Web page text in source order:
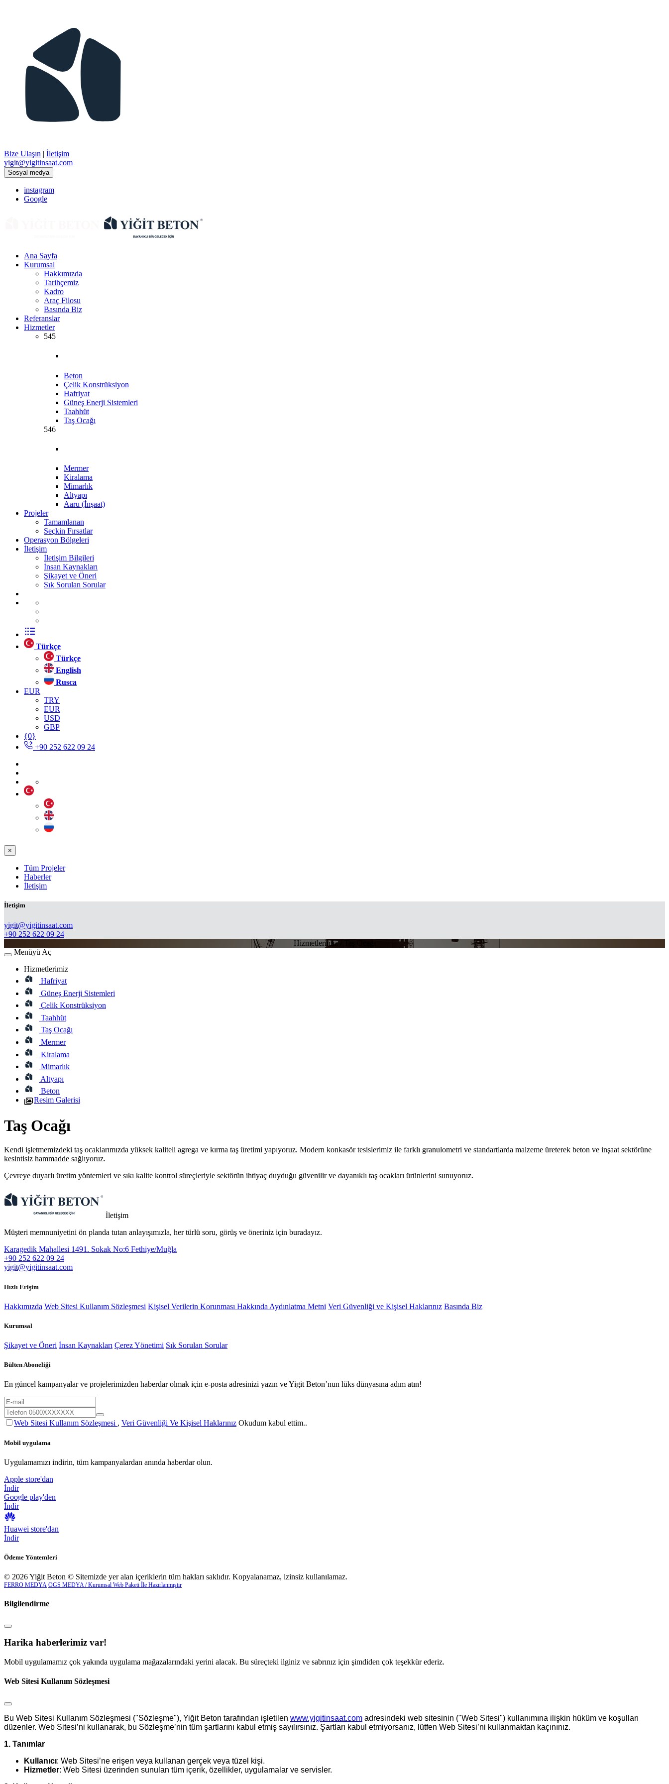
Bize Ulaşın | İletişim
​yigit@yigitinsaat.com
Sosyal medya
instagram
Google
Ana Sayfa
Kurumsal
Hakkımızda
Tarihçemiz
Kadro
Araç Filosu
Basında Biz
Referanslar
Hizmetler
545
Beton
Çelik Konstrüksiyon
Hafriyat
Güneş Enerji Sistemleri
Taahhüt
Taş Ocağı
546
Mermer
Kiralama
Mimarlık
Altyapı
Aaru (İnşaat)
Projeler
Tamamlanan
Seçkin Fırsatlar
Operasyon Bölgeleri
İletişim
İletişim Bilgileri
İnsan Kaynakları
Şikayet ve Öneri
Sık Sorulan Sorular
Türkçe
Türkçe
English
Rusca
EUR
TRY
EUR
USD
GBP
{0}
+90 252 622 09 24
×
Tüm Projeler
Haberler
İletişim
İletişim
​yigit@yigitinsaat.com
+90 252 622 09 24
Hizmetlerimiz / Taş Ocağı
Menüyü Aç
Hizmetlerimiz
Hafriyat
Güneş Enerji Sistemleri
Çelik Konstrüksiyon
Taahhüt
Taş Ocağı
Mermer
Kiralama
Mimarlık
Altyapı
Beton
Resim Galerisi
Taş Ocağı
Kendi işletmemizdeki taş ocaklarımızda yüksek kaliteli agrega ve kırma taş üretimi yapıyoruz. Modern konkasör tesislerimiz ile farklı granulometri ve standartlarda malzeme üreterek beton ve inşaat sektörüne
kesintisiz hammadde sağlıyoruz.
Çevreye duyarlı üretim yöntemleri ve sıkı kalite kontrol süreçleriyle sektörün ihtiyaç duyduğu güvenilir ve dayanıklı taş ocakları ürünlerini sunuyoruz.
İletişim
Müşteri memnuniyetini ön planda tutan anlayışımızla, her türlü soru, görüş ve öneriniz için buradayız.
Karagedik Mahallesi 1491. Sokak No:6 Fethiye/Muğla
+90 252 622 09 24
​yigit@yigitinsaat.com
Hızlı Erişim
Hakkımızda Web Sitesi Kullanım Sözleşmesi Kişisel Verilerin Korunması Hakkında Aydınlatma Metni Veri Güvenliği ve Kişisel Haklarınız Basında Biz
Kurumsal
Şikayet ve Öneri İnsan Kaynakları Çerez Yönetimi Sık Sorulan Sorular
Bülten Aboneliği
En güncel kampanyalar ve projelerimizden haberdar olmak için e-posta adresinizi yazın ve Yigit Beton’nun lüks dünyasına adım atın!
Web Sitesi Kullanım Sözleşmesi , Veri Güvenliği Ve Kişisel Haklarınız Okudum kabul ettim..
Mobil uygulama
Uygulamamızı indirin, tüm kampanyalardan anında haberdar olun.
Apple store'dan
İndir
Google play'den
İndir
Huawei store'dan
İndir
Ödeme Yöntemleri
© 2026 Yiğit Beton © Sitemizde yer alan içeriklerin tüm hakları saklıdır. Kopyalanamaz, izinsiz kullanılamaz.
FERRO MEDYA OGS MEDYA / Kurumsal Web Paketi İle Hazırlanmıştır
Bilgilendirme
Harika haberlerimiz var!
Mobil uygulamamız çok yakında uygulama mağazalarındaki yerini alacak. Bu süreçteki ilginiz ve sabrınız için şimdiden çok teşekkür ederiz.
Web Sitesi Kullanım Sözleşmesi
Bu Web Sitesi Kullanım Sözleşmesi ("Sözleşme"), Yiğit Beton tarafından işletilen www.yigitinsaat.com adresindeki web sitesinin ("Web Sitesi") kullanımına ilişkin hüküm ve koşulları
düzenler. Web Sitesi’ni kullanarak, bu Sözleşme’nin tüm şartlarını kabul etmiş sayılırsınız. Şartları kabul etmiyorsanız, lütfen Web Sitesi’ni kullanmaktan kaçınınız.
1. Tanımlar
Kullanıcı: Web Sitesi’ne erişen veya kullanan gerçek veya tüzel kişi.
Hizmetler: Web Sitesi üzerinden sunulan tüm içerik, özellikler, uygulamalar ve servisler.